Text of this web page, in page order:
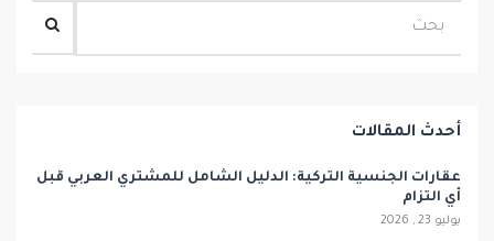
أحدث المقالات
عقارات الجنسية التركية: الدليل الشامل للمشتري العربي قبل
أي التزام
يوليو 23 , 2026